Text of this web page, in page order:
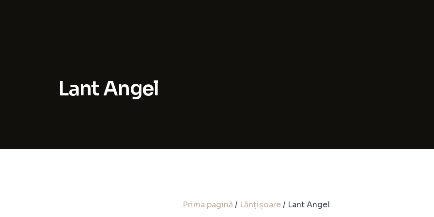
Lant Angel
Prima pagină / Lănțișoare/ Lant Angel